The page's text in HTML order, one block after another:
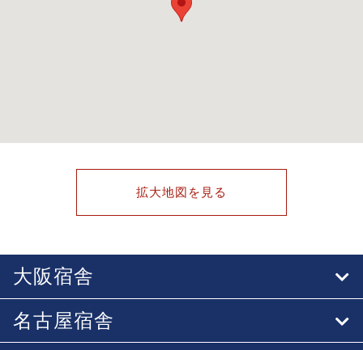
拡大地図を見る
大阪宿舎
名古屋宿舎